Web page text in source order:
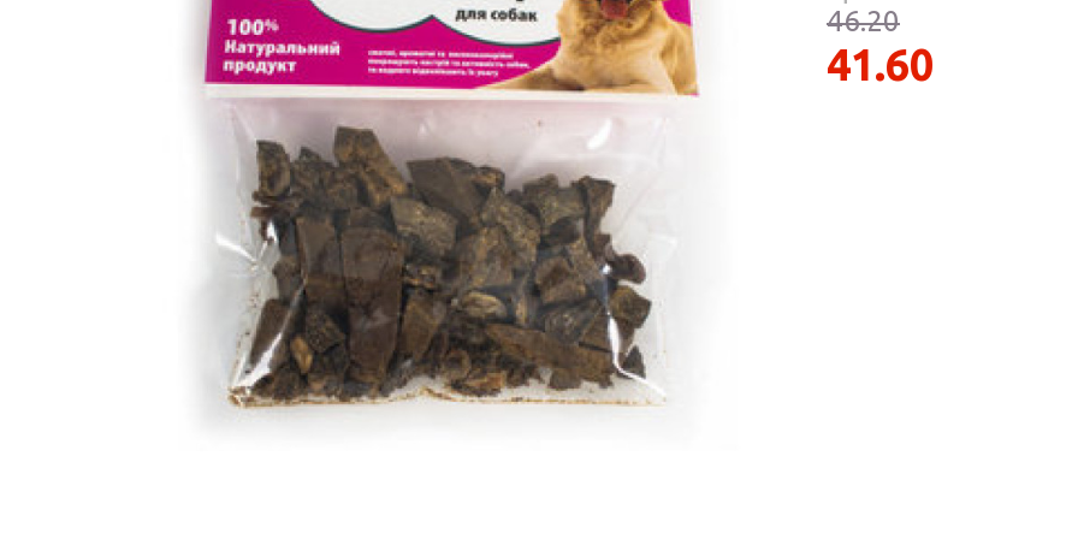
Слабоалкогольні
Крупи
Соуси
Східна кухня
Снеки та закуски
Харчові
інгредієнти
Рослинна олія
Борошно та
висівки
Подарункові
46.20
41.60